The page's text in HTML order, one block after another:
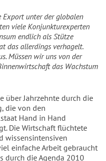
Export unter der globalen
viele Konjunkturexperten
endlich als Stütze
das allerdings verhagelt.
Müssen wir uns von der
das Wachstum
über Jahrzehnte durch die
die von den
Hand in Hand
Die Wirtschaft flüchtete
wissensintensiven
einfache Arbeit gebraucht
durch die Agenda 2010